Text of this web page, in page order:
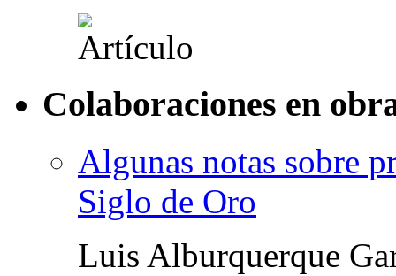
Colaboraciones en
Algunas notas sobre
Siglo de Oro
Luis Alburquerque